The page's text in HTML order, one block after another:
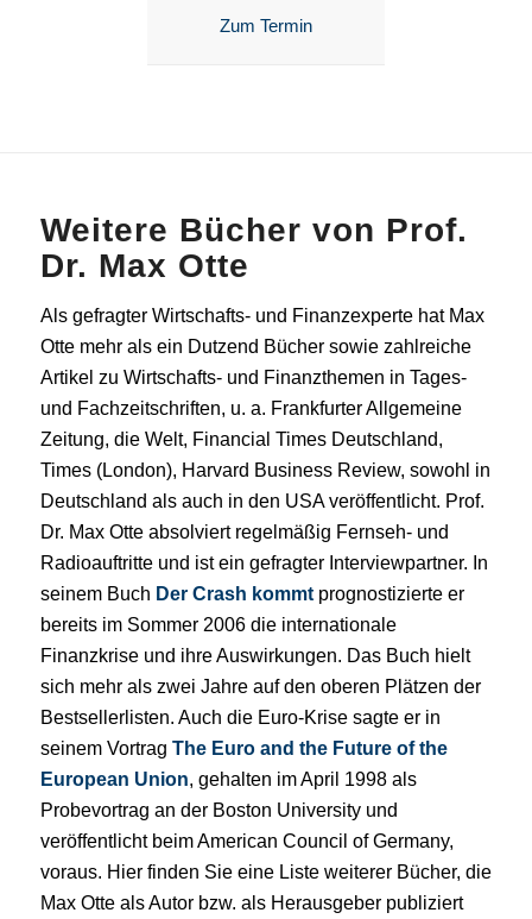
Zum Termin
Weitere Bücher von Prof.
Dr. Max Otte
Als gefragter Wirtschafts- und Finanzexperte hat Max
Otte mehr als ein Dutzend Bücher sowie zahlreiche
Artikel zu Wirtschafts- und Finanzthemen in Tages-
und Fachzeitschriften, u. a. Frankfurter Allgemeine
Zeitung, die Welt, Financial Times Deutschland,
Times (London), Harvard Business Review, sowohl in
Deutschland als auch in den USA veröffentlicht. Prof.
Dr. Max Otte absolviert regelmäßig Fernseh- und
Radioauftritte und ist ein gefragter Interviewpartner. In
seinem Buch Der Crash kommtprognostizierte er
bereits im Sommer 2006 die internationale
Finanzkrise und ihre Auswirkungen. Das Buch hielt
sich mehr als zwei Jahre auf den oberen Plätzen der
Bestsellerlisten. Auch die Euro-Krise sagte er in
seinem Vortrag The Euro and the Future of the
European Union, gehalten im April 1998 als
Probevortrag an der Boston University und
veröffentlicht beim American Council of Germany,
voraus. Hier finden Sie eine Liste weiterer Bücher, die
Max Otte als Autor bzw. als Herausgeber publiziert